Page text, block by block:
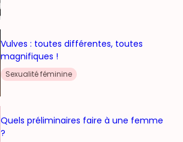
Vulves : toutes différentes, toutes
magnifiques !
Sexualité féminine
Quels préliminaires faire à une femme
?